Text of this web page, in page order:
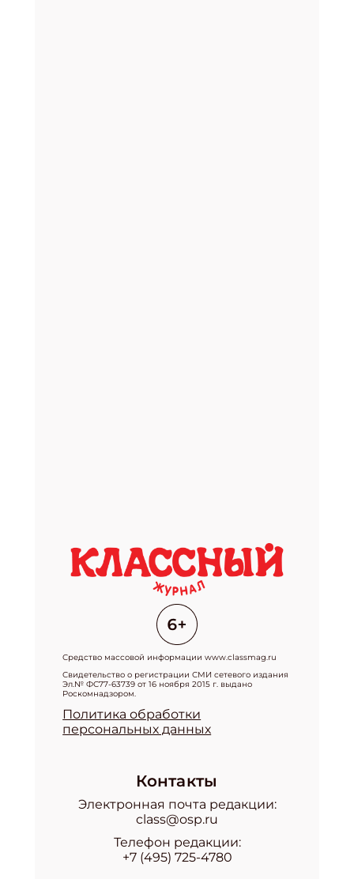
Средство массовой информации www.classmag.ru
Свидетельство о регистрации СМИ сетевого издания
Эл.№ ФС77-63739 от 16 ноября 2015 г. выдано
Роскомнадзором.
Политика обработки
персональных данных
Контакты
Электронная почта редакции:
class@osp.ru
Телефон редакции:
+7 (495) 725-4780